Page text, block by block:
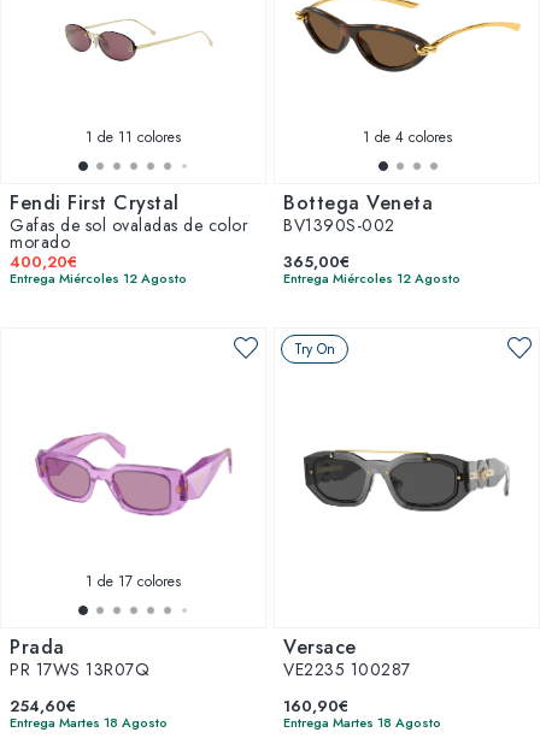
1 de 11 colores
Fendi First Crystal
Gafas de sol ovaladas de color
morado
400,20€
Entrega Miércoles 12 Agosto
1 de 4 colores
Bottega Veneta
BV1390S-002
365,00€
Entrega Miércoles 12 Agosto
1 de 17 colores
Prada
PR 17WS 13R07Q
254,60€
Entrega Martes 18 Agosto
Try On
Versace
VE2235 100287
160,90€
Entrega Martes 18 Agosto